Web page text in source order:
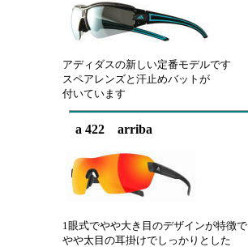
アディダスの新しい定番モデルです
スペアレンズと汗止めバットが
付いています
a 422 arriba
1眼式でやや大き目のデザインが特徴で
やや太目の耳掛けでしっかりとした